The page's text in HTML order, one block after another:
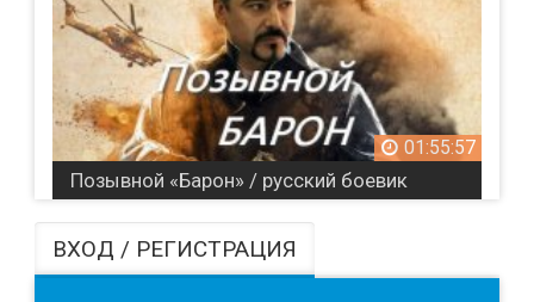
01:55:57
Позывной «Барон» / русский боевик
ВХОД / РЕГИСТРАЦИЯ